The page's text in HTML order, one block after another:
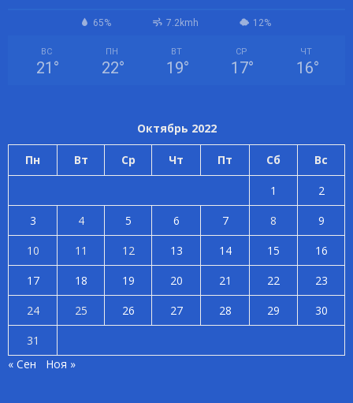
65% 7.2kmh 12%
ВС
21 °
ПН
22°
ВТ
19°
СР
17°
ЧТ
16°
Октябрь 2022
Пн Вт Ср Чт Пт Сб Вс
1
2
3
4 5 6 7 8
9
10
11 12 13 14 15
16
17
18 19 20 21 22
23
24
25 26 27 28 29
30
31
« Сен
Ноя »